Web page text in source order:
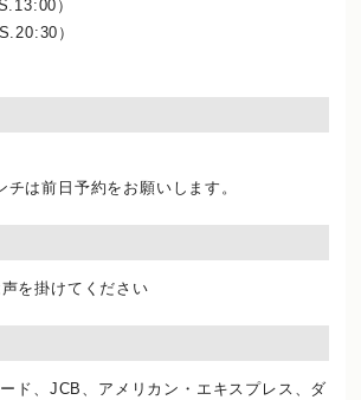
）
）
は前日予約をお願いします。
を掛けてください
ド、JCB、アメリカン・エキスプレス、ダ